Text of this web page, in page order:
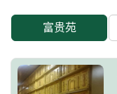
富贵苑